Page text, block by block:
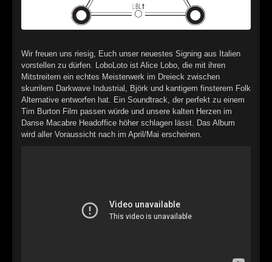
► Imperator
Oberer Totpunkt
► Der Siebte Tag
Oberer Totpunkt
► Langfristig gesehen (sind wir alle tot)
Oberer Totpunkt
► Blutmond
Oberer Totpunkt
► Totentanz
Oberer Totpunkt
► Untergehen
Oberer Totpunkt
Wir freuen uns riesig, Euch unser neuestes Signing aus Italien
vorstellen zu dürfen. LoboLoto ist Alice Lobo, die mit ihren
Mitstreitern ein echtes Meisterwerk im Dreieck zwischen
skurrilem Darkwave Industrial, Björk und kantigem finsterem Folk
Alternative entworfen hat. Ein Soundtrack, der perfekt zu einem
Tim Burton Film passen würde und unsere kalten Herzen im
Danse Macabre Headoffice höher schlagen lässt. Das Album
wird aller Voraussicht nach im April/Mai erscheinen.